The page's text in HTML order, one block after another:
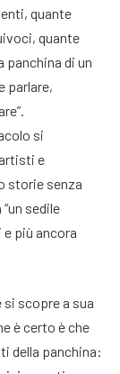
quante
quante
panchina di un
parlare,
si
e
storie senza
sedile
più ancora
si scopre a sua
è certo è che
della panchina: